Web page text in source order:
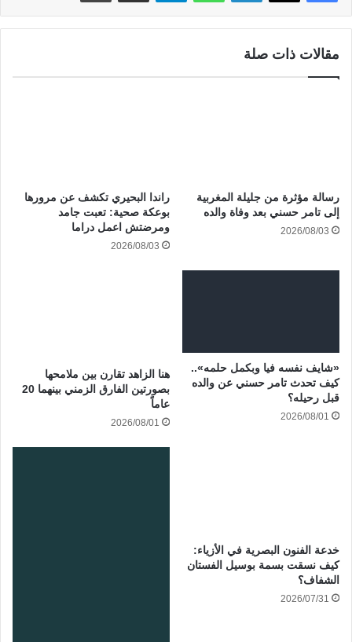
مقالات ذات صلة
رسالة مؤثرة من جليلة المغربية
إلى تامر حسني بعد وفاة والده
2026/08/03
راندا البحيري تكشف عن مرورها
بوعكة صحية: تعبت جامد
ومرضتش اعمل دراما
2026/08/03
«شايف نفسه فيا وبكمل حلمه»..
كيف تحدث تامر حسني عن والده
قبل رحيله؟
2026/08/01
هنا الزاهد تقارن بين ملامحها
بصورتين الفارق الزمني بينهما 20
عاماً
2026/08/01
خدعة الفنون البصرية في الأزياء:
كيف نسقت بسمة بوسيل الفستان
الشفاف؟
2026/07/31